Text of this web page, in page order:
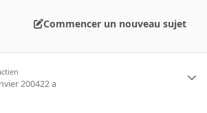
Commencer un nouveau sujet
200422 a